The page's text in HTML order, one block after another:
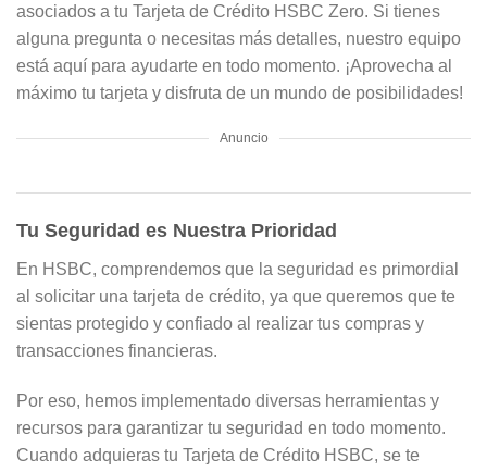
asociados a tu Tarjeta de Crédito HSBC Zero. Si tienes
alguna pregunta o necesitas más detalles, nuestro equipo
está aquí para ayudarte en todo momento. ¡Aprovecha al
máximo tu tarjeta y disfruta de un mundo de posibilidades!
Anuncio
Tu Seguridad es Nuestra Prioridad
En HSBC, comprendemos que la seguridad es primordial
al solicitar una tarjeta de crédito, ya que queremos que te
sientas protegido y confiado al realizar tus compras y
transacciones financieras.
Por eso, hemos implementado diversas herramientas y
recursos para garantizar tu seguridad en todo momento.
Cuando adquieras tu Tarjeta de Crédito HSBC, se te